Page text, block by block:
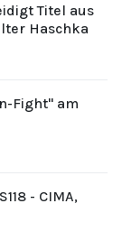
Titel aus
Haschka
Fight" am
- CIMA,